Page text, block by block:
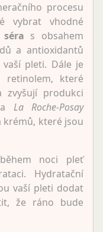
procesu
vybrat vhodné
s obsahem
a antioxidantů
pleti. Dále je
které
produkci
La Roche-Posay
krémů, které jsou
noci pleť
Hydratační
vaší pleti dodat
že ráno bude